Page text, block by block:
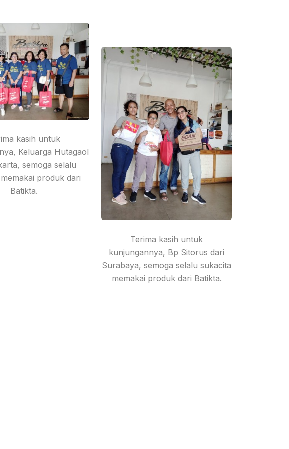
kasih untuk
Keluarga Hutagaol
semoga selalu
produk dari
Batikta.
Terima kasih untuk
kunjungannya, Bp Sitorus dari
Surabaya, semoga selalu sukacita
memakai produk dari Batikta.